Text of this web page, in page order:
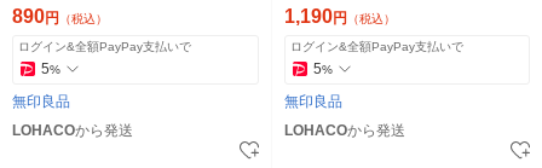
890円 （税込）
ログイン&全額PayPay支払いで
5%
無印良品
LOHACOから発送
1,190円 （税込）
ログイン&全額PayPay支払いで
5%
無印良品
LOHACOから発送